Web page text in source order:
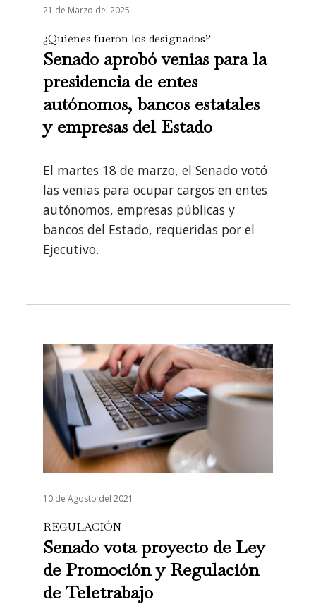
21 de Marzo del 2025
¿Quiénes fueron los designados?
Senado aprobó venias para la
presidencia de entes
autónomos, bancos estatales
y empresas del Estado
El martes 18 de marzo, el Senado votó
las venias para ocupar cargos en entes
autónomos, empresas públicas y
bancos del Estado, requeridas por el
Ejecutivo.
10 de Agosto del 2021
REGULACIÓN
Senado vota proyecto de Ley
de Promoción y Regulación
de Teletrabajo